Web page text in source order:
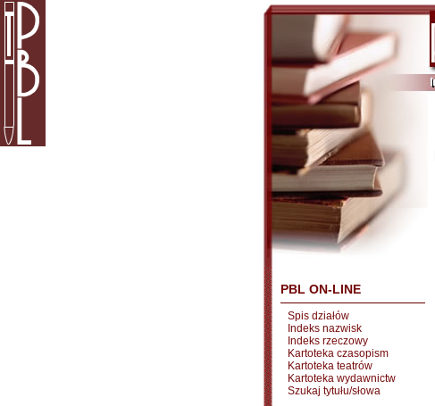
PBL ON-LINE
Spis działów
Indeks nazwisk
Indeks rzeczowy
Kartoteka czasopism
Kartoteka teatrów
Kartoteka wydawnictw
Szukaj tytułu/słowa